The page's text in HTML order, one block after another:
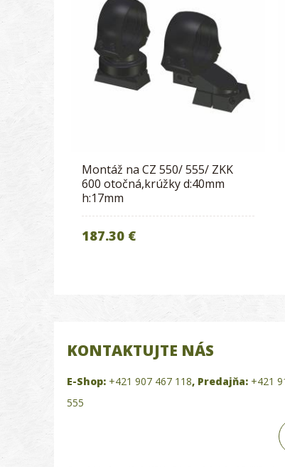
Montáž na CZ 550/ 555/ ZKK
600 otočná,krúžky d:40mm
h:17mm
187.30 €
KONTAKTUJTE NÁS
E-Shop: +421 907 467 118, Predajňa: +421
555